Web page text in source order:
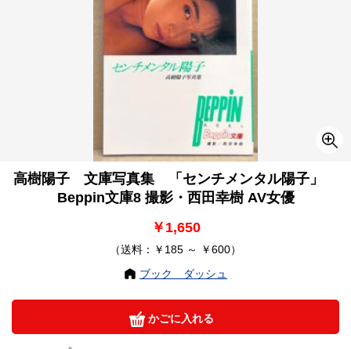
高樹陽子 文庫写真集 「センチメンタル陽子」
Beppin文庫8 撮影・西田幸樹 AV女優
￥1,650
（送料：￥185 ～ ￥600）
ブック ダッシュ
かごに入れる